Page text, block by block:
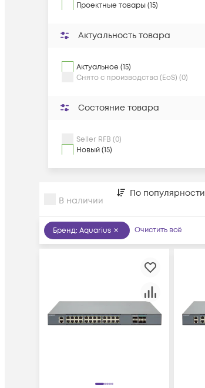
Проектные товары (15)
Актуальность товара
Актуальное (15)
Снято с производства (EoS) (0)
Состояние товара
Seller RFB (0)
Новый (15)
В наличии
По популярности
Бренд: Aquarius Очистить всё